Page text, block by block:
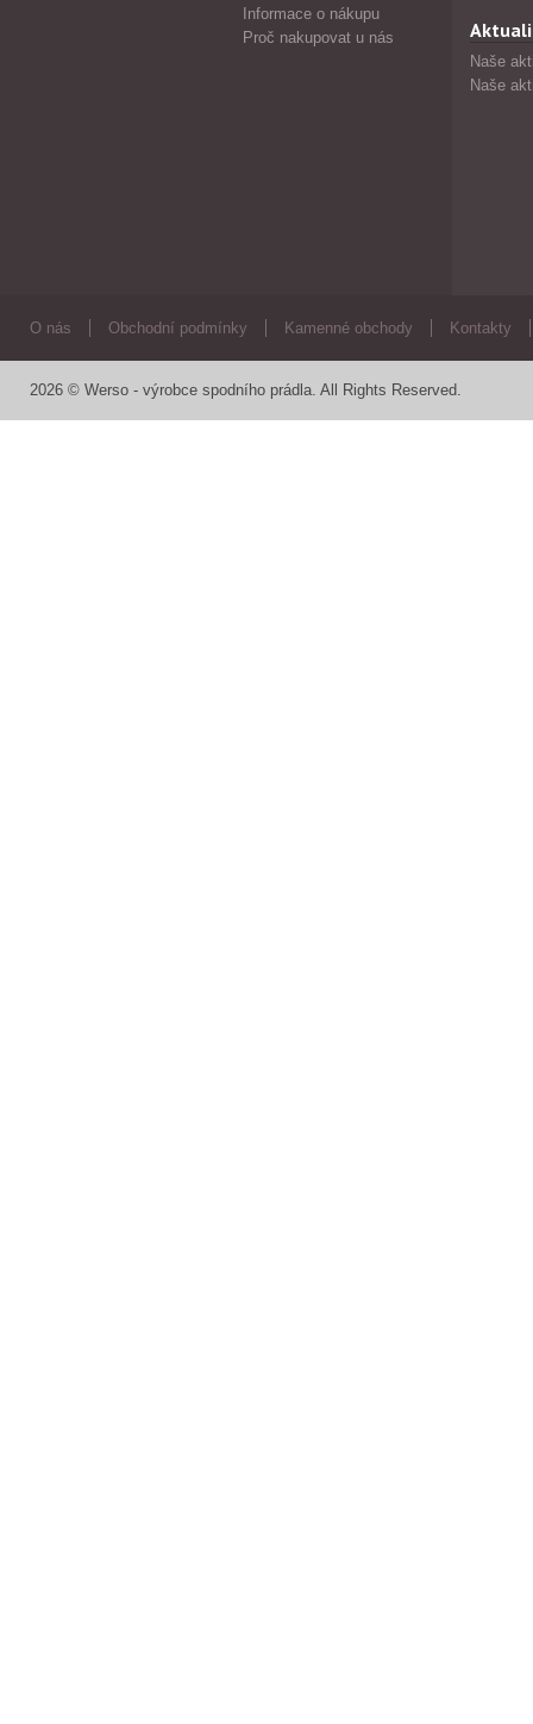
Informace o nákupu
Proč nakupovat u nás
Naše
Naše
O nás Obchodní podmínky Kamenné obchody Kontakty
2026 © Werso - výrobce spodního prádla. All Rights Reserved.